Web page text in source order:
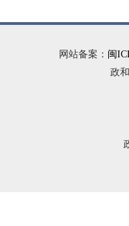
网站备案： 闽
政